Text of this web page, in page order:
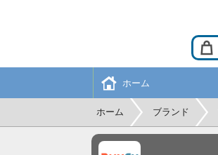
ホーム
ホーム ブランド